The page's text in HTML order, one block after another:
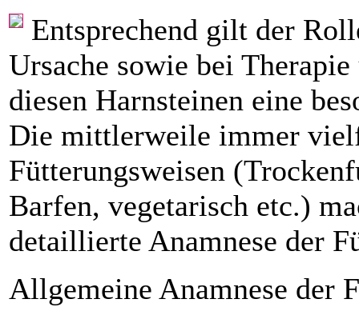
Entsprechend gilt der
Ursache sowie bei
diesen Harnsteinen eine
Die mittlerweile immer
Fütterungsweisen
Barfen, vegetarisch etc.)
detaillierte Anamnese der
Allgemeine Anamnese der